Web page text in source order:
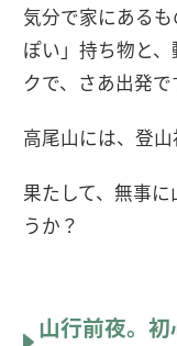
気分で家にある
ぽい」持ち物と
クで、さあ出発で
高尾山には、登山
果たして、無事
うか？
山行前夜。